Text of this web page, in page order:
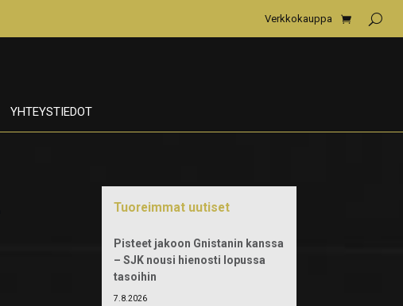
Verkkokauppa
YHTEYSTIEDOT
Tuoreimmat uutiset
Pisteet jakoon Gnistanin kanssa
– SJK nousi hienosti lopussa
tasoihin
7.8.2026